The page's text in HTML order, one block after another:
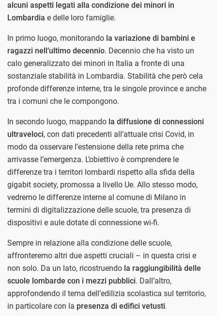
alcuni aspetti legati alla condizione dei minori in
Lombardia e delle loro famiglie.
In primo luogo, monitorando la variazione di bambini e
ragazzi nell’ultimo decennio. Decennio che ha visto un
calo generalizzato dei minori in Italia a fronte di una
sostanziale stabilità in Lombardia. Stabilità che però cela
profonde differenze interne, tra le singole province e anche
tra i comuni che le compongono.
In secondo luogo, mappando la diffusione di connessioni
ultraveloci, con dati precedenti all’attuale crisi Covid, in
modo da osservare l’estensione della rete prima che
arrivasse l’emergenza. L’obiettivo è comprendere le
differenze tra i territori lombardi rispetto alla sfida della
gigabit society, promossa a livello Ue. Allo stesso modo,
vedremo le differenze interne al comune di Milano in
termini di digitalizzazione delle scuole, tra presenza di
dispositivi e aule dotate di connessione wi-fi.
Sempre in relazione alla condizione delle scuole,
affronteremo altri due aspetti cruciali – in questa crisi e
non solo. Da un lato, ricostruendo la raggiungibilità delle
scuole lombarde con i mezzi pubblici. Dall’altro,
approfondendo il tema dell’edilizia scolastica sul territorio,
in particolare con la presenza di edifici vetusti.